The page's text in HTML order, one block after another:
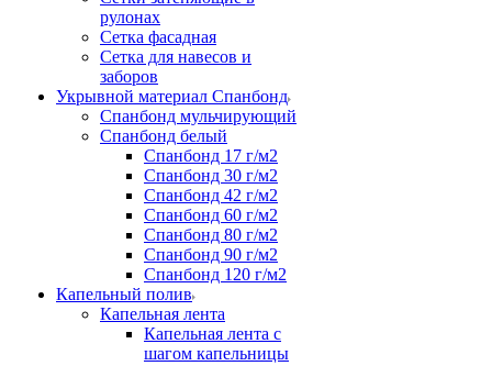
рулонах
Сетка фасадная
Сетка для навесов и
заборов
Укрывной материал Спанбонд
Спанбонд мульчирующий
Спанбонд белый
Спанбонд 17 г/м2
Спанбонд 30 г/м2
Спанбонд 42 г/м2
Спанбонд 60 г/м2
Спанбонд 80 г/м2
Спанбонд 90 г/м2
Спанбонд 120 г/м2
Капельный полив
Капельная лента
Капельная лента с
шагом капельницы